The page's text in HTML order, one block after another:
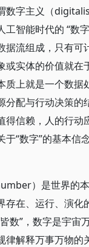
数字主义（
工智能时代的 “数
据流组成，只有可
或实体的价值就在
质上就是一个数据
分配与行动决策的
得信赖，人的行动
于“数字”的基本信
）是世界的
存在、运行、演化
数”，数字是宇宙
律解释万事万物的